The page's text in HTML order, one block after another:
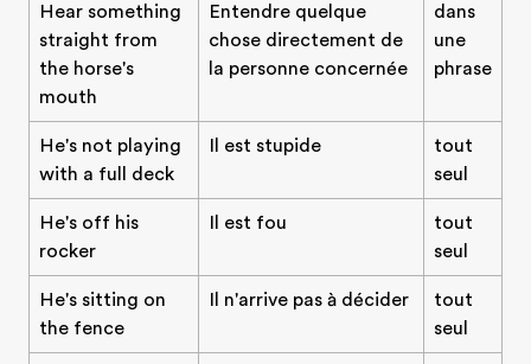
Hear something
straight from
the horse's
mouth
Entendre quelque
chose directement de
la personne concernée
dans
une
phrase
He's not playing
with a full deck
Il est stupide
tout
seul
He's off his
rocker
Il est fou
tout
seul
He's sitting on
the fence
Il n'arrive pas à décider
tout
seul